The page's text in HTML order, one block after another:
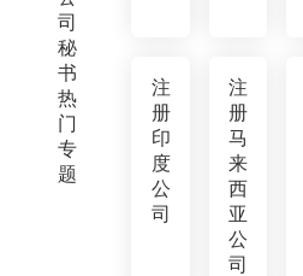
司
秘
书
热
门
专
题
注
册
印
度
公
司
注
册
马
来
西
亚
公
司